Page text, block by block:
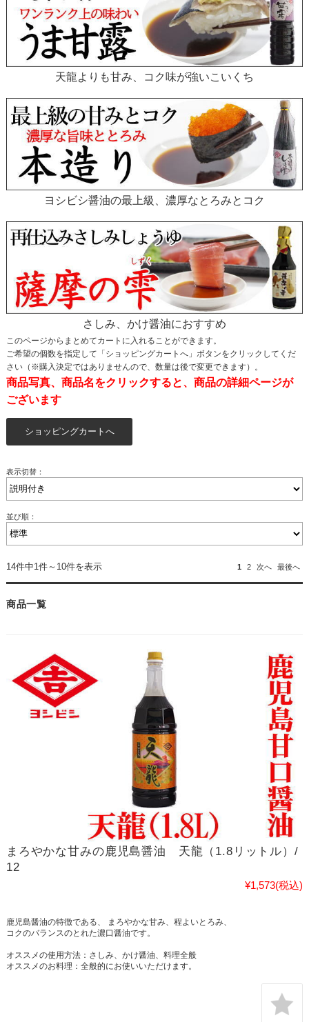
天龍よりも甘み、コク味が強いこいくち
ヨシビシ醤油の最上級、濃厚なとろみとコク
さしみ、かけ醤油におすすめ
このページからまとめてカートに入れることができます。
ご希望の個数を指定して「ショッピングカートへ」ボタンをクリックしてくだ
さい（※購入決定ではありませんので、数量は後で変更できます）。
商品写真、商品名をクリックすると、商品の詳細ページが
ございます
表示切替：
並び順：
14件中1件～10件を表示 1 2 次へ 最後へ
商品一覧
まろやかな甘みの鹿児島醤油 天龍（1.8リットル）/
12
¥1,573(税込)
鹿児島醤油の特徴である、 まろやかな甘み、程よいとろみ、
コクのバランスのとれた濃口醤油です。
オススメの使用方法：さしみ、かけ醤油、料理全般
オススメのお料理：全般的にお使いいただけます。